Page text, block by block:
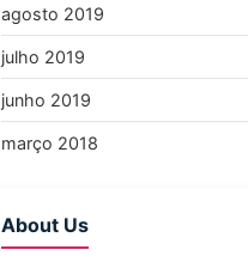
agosto 2019
julho 2019
junho 2019
março 2018
About Us